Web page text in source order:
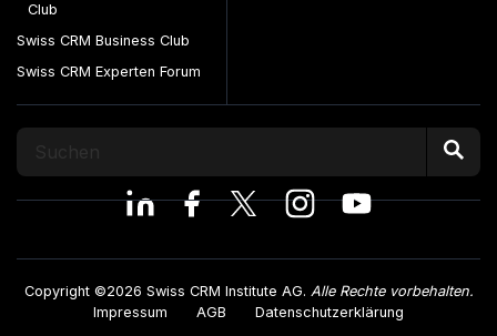
Club
Swiss CRM Business Club
Swiss CRM Experten Forum
Copyright ©2026 Swiss CRM Institute AG. Alle Rechte vorbehalten.
Impressum
AGB Datenschutzerklärung